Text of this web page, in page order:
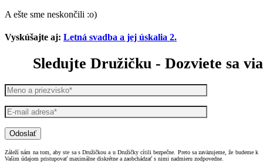
A ešte sme neskončili :o)
Vyskúšajte aj: Letná svadba a jej úskalia 2.
Sledujte Družičku - Dozviete sa
Záleží nám na tom, aby ste sa s Družičkou a u Družičky cítili bezpečne. Preto sa zaväzujeme, že budeme k
Vašim údajom pristupovať maximálne diskrétne a zaobchádzať s nimi nadmieru zodpovedne.